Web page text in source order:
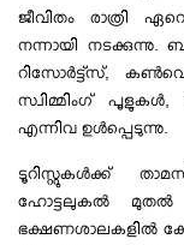
ജീവിതം രാത്രി
നന്നായി നടക്കുന്നു.
റിസോർട്ട്സ്,
സ്വിമ്മിംഗ്
എന്നിവ ഉൾപ്പെടുന്നു.
ടൂറിസ്റ്റുകൾക്ക്
ഹോട്ടലുകൽ മുതല്‍
ഭക്ഷണശാലകളിൽ